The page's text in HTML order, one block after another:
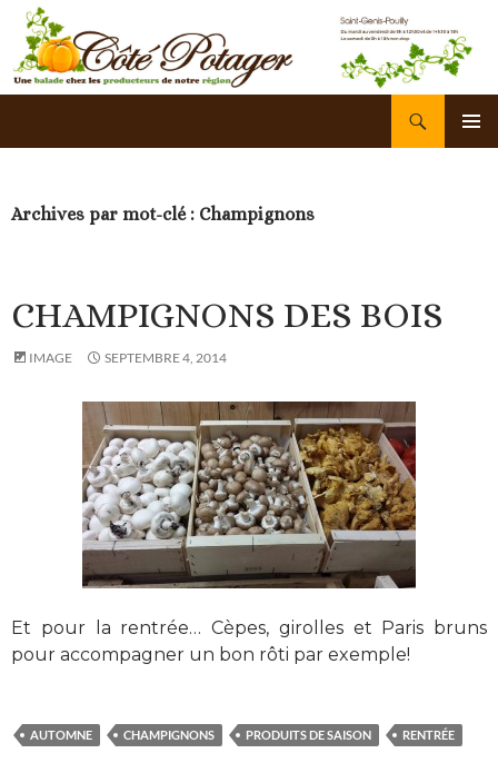
Archives par mot-clé : Champignons
CHAMPIGNONS DES BOIS
IMAGE SEPTEMBRE 4, 2014
Et pour la rentrée… Cèpes, girolles et Paris bruns
pour accompagner un bon rôti par exemple!
AUTOMNE CHAMPIGNONS PRODUITS DE SAISON RENTRÉE